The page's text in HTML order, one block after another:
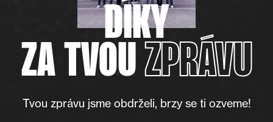
DÍKY
ZA TVOUZPRÁVU
Tvou zprávu jsme obdrželi, brzy se ti ozveme!